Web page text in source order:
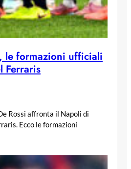
le formazioni ufficiali
Ferraris
Rossi affronta il Napoli di
Ecco le formazioni